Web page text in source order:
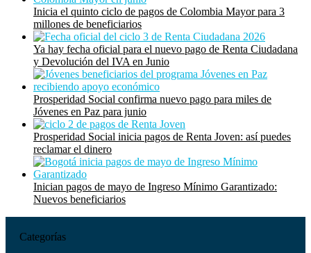
Inicia el quinto ciclo de pagos de Colombia Mayor para 3
millones de beneficiarios
Ya hay fecha oficial para el nuevo pago de Renta Ciudadana
y Devolución del IVA en Junio
Prosperidad Social confirma nuevo pago para miles de
Jóvenes en Paz para junio
Prosperidad Social inicia pagos de Renta Joven: así puedes
reclamar el dinero
Inician pagos de mayo de Ingreso Mínimo Garantizado:
Nuevos beneficiarios
Categorías